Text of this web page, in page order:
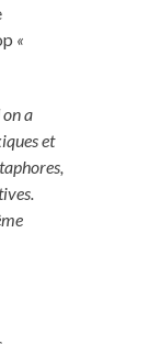
«
a
et